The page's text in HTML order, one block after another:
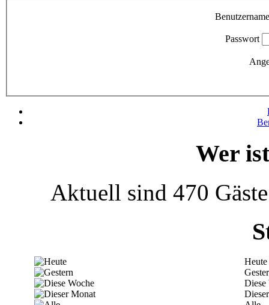
Benutzername
Passwort
Wer
Aktuell sind 470
Heute
Diese